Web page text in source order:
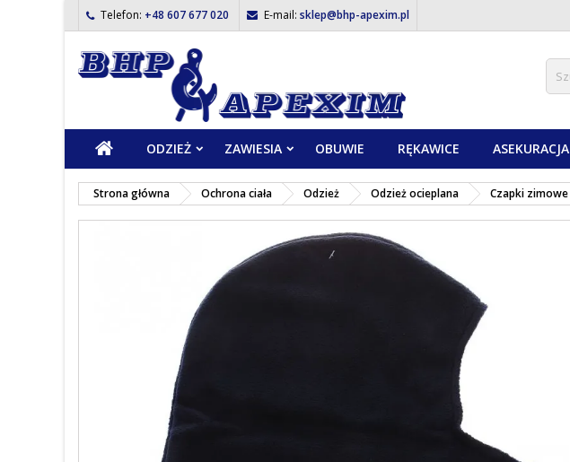
Telefon: +48 607 677 020 E-mail: sklep@bhp-apexim.pl
ODZIEŻ ZAWIESIA OBUWIE RĘKAWICE ASEKURACJA
Strona główna Ochrona ciała Odzież Odzież ocieplana Czapki zimowe